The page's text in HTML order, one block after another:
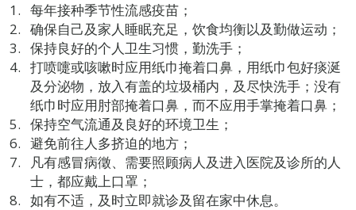
每年接种季节性流感疫苗；
确保自己及家人睡眠充足，饮食均衡以及勤做运动；
保持良好的个人卫生习惯，勤洗手；
打喷嚏或咳嗽时应用纸巾掩着口鼻，用纸巾包好痰涎
及分泌物，放入有盖的垃圾桶内，及尽快洗手；没有
纸巾时应用肘部掩着口鼻，而不应用手掌掩着口鼻；
保持空气流通及良好的环境卫生；
避免前往人多挤迫的地方；
凡有感冒病徵、需要照顾病人及进入医院及诊所的人
士，都应戴上口罩；
如有不适，及时立即就诊及留在家中休息。